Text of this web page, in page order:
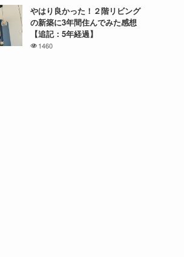
やはり良かった！２階リビング
の新築に3年間住んでみた感想
【追記：5年経過】
1460